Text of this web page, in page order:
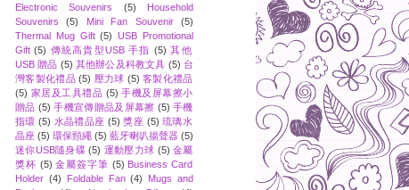
Electronic Souvenirs
(5)
Household
Souvenirs
(5) Mini Fan Souvenir
(5)
Thermal Mug Gift (5)
USB Promotional
Gift (5) 傳統高貴型USB 手指 (5) 其他
USB 贈品 (5) 其他辦公及科教文具 (5) 台
灣客製化禮品 (5) 壓力球 (5) 客製化禮品
(5) 家居及工具禮品 (5) 手機及屏幕擦小
贈品 (5) 手機宣傳贈品及屏幕擦 (5) 手機
指環 (5) 水晶禮品座 (5) 獎座 (5) 琉璃水
晶座 (5) 環保頸繩 (5) 藍牙喇叭揚聲器 (5)
迷你USB隨身碟 (5) 運動壓力球 (5) 金屬
獎杯 (5) 金屬簽字筆 (5) Business Card
Holder (4) Foldable Fan (4)
Mugs and